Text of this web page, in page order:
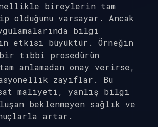
bireylerin tam
olduğunu varsayar. Ancak
bilgi
etkisi büyüktür. Örneğin
tıbbi prosedürün
anlamadan onay verirse,
zayıflar. Bu
maliyeti, yanlış bilgi
beklenmeyen sağlık ve
artar.